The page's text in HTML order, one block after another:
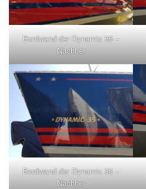
Bordwand der Dynamic 35 –
Nachher
Bordwand der Dynamic 35 –
Nachher